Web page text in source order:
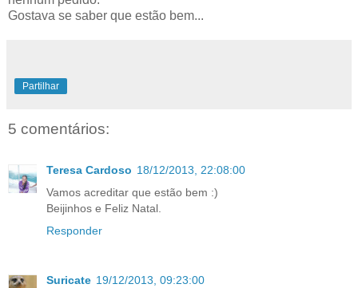
Gostava se saber que estão bem...
Partilhar
5 comentários:
Teresa Cardoso 18/12/2013, 22:08:00
Vamos acreditar que estão bem :)
Beijinhos e Feliz Natal.
Responder
Suricate 19/12/2013, 09:23:00